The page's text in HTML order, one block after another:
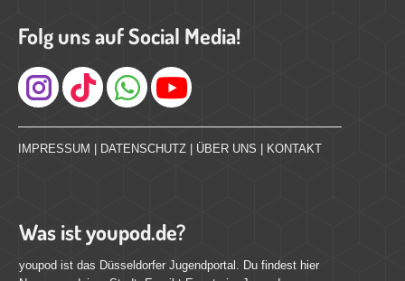
Folg uns auf Social Media!
Instagram
IMPRESSUM DATENSCHUTZ ÜBER UNS KONTAKT
Was ist youpod.de?
youpod ist das Düsseldorfer Jugendportal. Du findest hier